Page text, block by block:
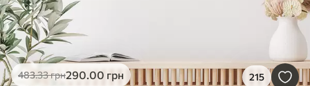
483.33грн290.00 грн 215